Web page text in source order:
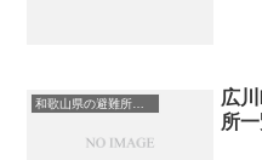
和歌山県の避難所一覧
広
所